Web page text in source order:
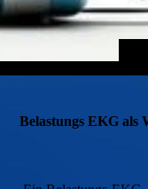
Belastungs EKG als